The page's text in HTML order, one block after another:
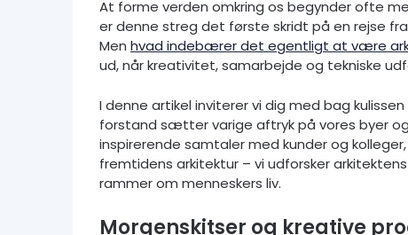
At forme verden omkring os begynder ofte
er denne streg det første skridt på en rejse
Men hvad indebærer det egentligt at være
ud, når kreativitet, samarbejde og tekniske
I denne artikel inviterer vi dig med bag
forstand sætter varige aftryk på vores byer
inspirerende samtaler med kunder og
fremtidens arkitektur – vi udforsker
rammer om menneskers liv.
Morgenskitser og kreative